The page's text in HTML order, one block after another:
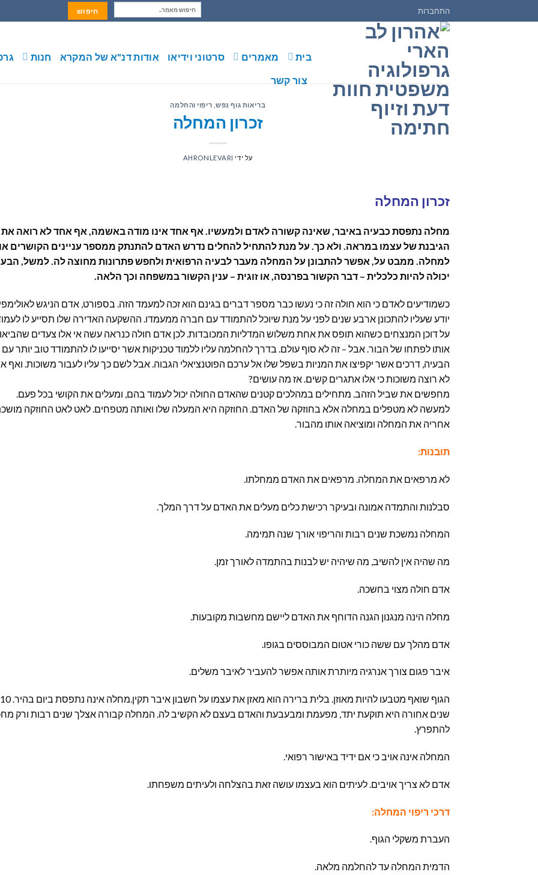
to
התחברות
בית מאמרים סרטוני וידיאו אודות דנ"א של המקרא חנות
צור קשר
בריאות גוף נפש, ריפוי והחלמה
זכרון המחלה
על ידי AHRONLEVARI
זכרון המחלה
מחלה נתפסת כבעיה באיבר, שאינה קשורה לאדם ולמעשיו. אף אחד אינו מודה באשמה, אף אחד לא רואה את
הגיבנת של עצמו במראה. ולא כך. על מנת להתחיל להחלים נדרש האדם להתנתק ממספר עניינים הקושרים
למחלה. ממבט על, אפשר להתבונן על המחלה מעבר לבעיה הרפואית ולחפש פתרונות מחוצה לה. למשל,
יכולה להיות כלכלית – דבר הקשור בפרנסה, או זוגית – ענין הקשור במשפחה וכך הלאה.
כשמודיעים לאדם כי הוא חולה זה כי נעשו כבר מספר דברים בגינם הוא זכה למעמד הזה. בספורט, אדם הניגש
יודע שעליו להתכונן ארבע שנים לפני על מנת שיוכל להתמודד עם חברה ממעמדו. ההשקעה האדירה שלו תסייע לו
על דוכן המנצחים כשהוא תופס את אחת משלוש המדליות המכובדות. לכן אדם חולה כנראה עשה אי אלו צעדים שהביאו
אותו לפתחו של הבור. אבל – זה לא סוף עולם. בדרך להחלמה עליו ללמוד טכניקות אשר יסייעו לו להתמודד טוב יותר עם
הבעיה, דרכים אשר יקפיצו את המניות בשפל שלו אל ערכם הפוטנציאלי הגבוה. אבל לשם כך עליו לעבור משוכות. ואף
לא רוצה משוכות כי אלו אתגרים קשים. אז מה עושים?
מחפשים את שביל הזהב. מתחילים במהלכים קטנים שהאדם החולה יכול לעמוד בהם, ומעלים את הקושי בכל פעם.
למעשה לא מטפלים במחלה אלא בחוזקה של האדם. החוזקה היא המעלה שלו ואותה מטפחים. לאט לאט החוזקה
אחריה את המחלה ומוציאה אותו מהבור.
תובנות:
לא מרפאים את המחלה. מרפאים את האדם ממחלתו.
סבלנות והתמדה אמונה ובעיקר רכישת כלים מעלים את האדם על דרך המלך.
המחלה נמשכת שנים רבות והריפוי אורך שנה תמימה.
מה שהיה אין להשיב, מה שיהיה יש לבנות בהתמדה לאורך זמן.
אדם חולה מצוי בחשכה.
מחלה הינה מנגנון הגנה הדוחף את האדם ליישם מחשבות מקובעות.
אדם מהלך עם ששה כורי אטום המבוססים בגופו.
איבר פגום צורך אנרגיה מיותרת אותה אפשר להעביר לאיבר משלים.
הגוף שואף מטבעו להיות מאוזן. בלית ברירה הוא מאזן את עצמו על חשבון איבר תקין.מחלה אינה נתפסת ביום בהיר. 10
שנים אחורה היא תוקעת יתד, מפעמת ומבעבעת והאדם בעצם לא הקשיב לה. המחלה קבורה אצלך שנים רבות ורק
להתפרץ.
המחלה אינה אויב כי אם ידיד באישור רפואי.
אדם לא צריך אויבים. לעיתים הוא בעצמו עושה זאת בהצלחה ולעיתים משפחתו.
דרכי ריפוי המחלה:
העברת משקלי הגוף.
הדמית המחלה עד להחלמה מלאה.